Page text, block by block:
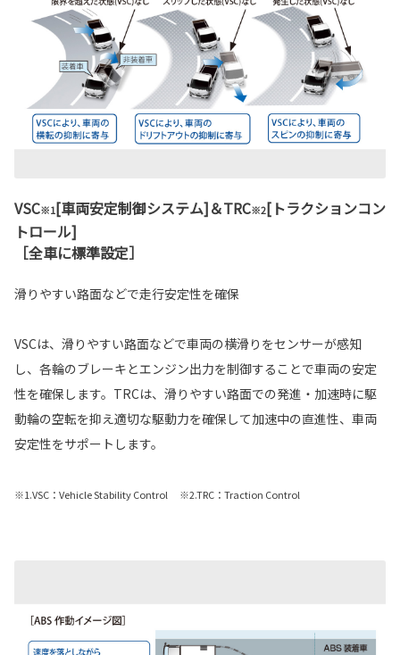
VSC※1[車両安定制御システム]＆TRC※2[トラクションコン
トロール]
［全車に標準設定］
滑りやすい路面などで走行安定性を確保
VSCは、滑りやすい路面などで車両の横滑りをセンサーが感知
し、各輪のブレーキとエンジン出力を制御することで車両の安定
性を確保します。TRCは、滑りやすい路面での発進・加速時に駆
動輪の空転を抑え適切な駆動力を確保して加速中の直進性、車両
安定性をサポートします。
※1.VSC：Vehicle Stability Control ※2.TRC：Traction Control